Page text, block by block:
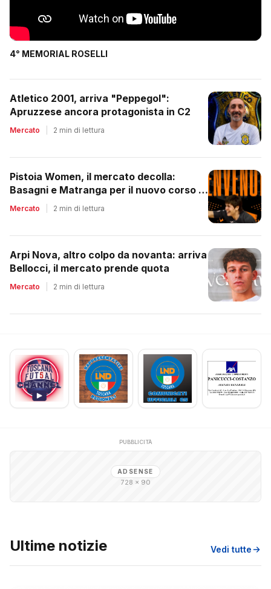
4° MEMORIAL ROSELLI
Atletico 2001, arriva "Peppegol":
Apruzzese ancora protagonista in C2
Mercato 2 min di lettura
Pistoia Women, il mercato decolla:
Basagni e Matranga per il nuovo corso di
Nico Lami
Mercato 2 min di lettura
Arpi Nova, altro colpo da novanta: arriva
Bellocci, il mercato prende quota
Mercato 2 min di lettura
PUBBLICITÀ
ADSENSE
728 × 90
Ultime notizie Vedi tutte